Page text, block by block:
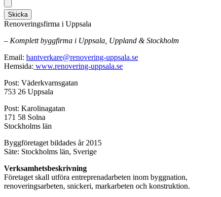
Skicka
Renoveringsfirma i Uppsala
– Komplett byggfirma i Uppsala, Uppland & Stockholm
Email: hantverkare@renovering-uppsala.se
Hemsida: www.renovering-uppsala.se
Post: Väderkvarnsgatan
753 26 Uppsala
Post: Karolinagatan
171 58 Solna
Stockholms län
Byggföretaget bildades år 2015
Säte: Stockholms län, Sverige
Verksamhetsbeskrivning
Företaget skall utföra entreprenadarbeten inom byggnation,
renoveringsarbeten, snickeri, markarbeten och konstruktion.